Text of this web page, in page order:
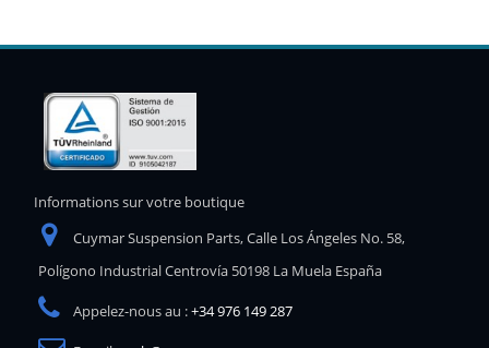
Informations sur votre boutique
Cuymar Suspension Parts, Calle Los Ángeles No. 58,
Polígono Industrial Centrovía 50198 La Muela España
Appelez-nous au :+34 976 149 287